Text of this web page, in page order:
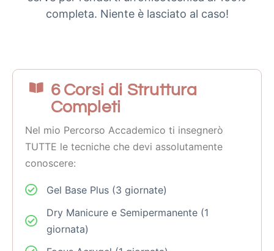
completa. Niente è lasciato al caso!
6 Corsi di Struttura
Completi
Nel mio Percorso Accademico ti insegnerò
TUTTE le tecniche che devi assolutamente
conoscere:
Gel Base Plus (3 giornate)
Dry Manicure e Semipermanente (1
giornata)